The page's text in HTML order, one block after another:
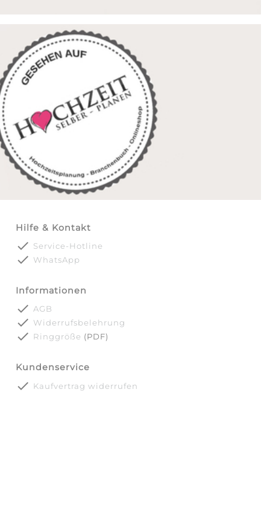
Hilfe & Kontakt
done Service-Hotline
done WhatsApp
Informationen
done AGB
done Widerrufsbelehrung
done Ringgröße (PDF)
Kundenservice
done Kaufvertrag widerrufen